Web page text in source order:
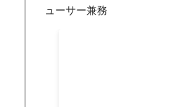
ューサー兼務